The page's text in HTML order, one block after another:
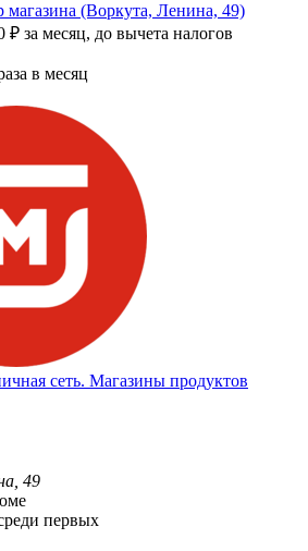
магазина (Воркута, Ленина, 49)
₽ за месяц, до вычета налогов
в месяц
сеть. Магазины продуктов
49
первых